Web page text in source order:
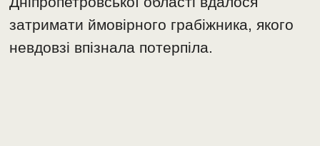
затримати ймовірного грабіжника, якого
невдовзі впізнала потерпіла.